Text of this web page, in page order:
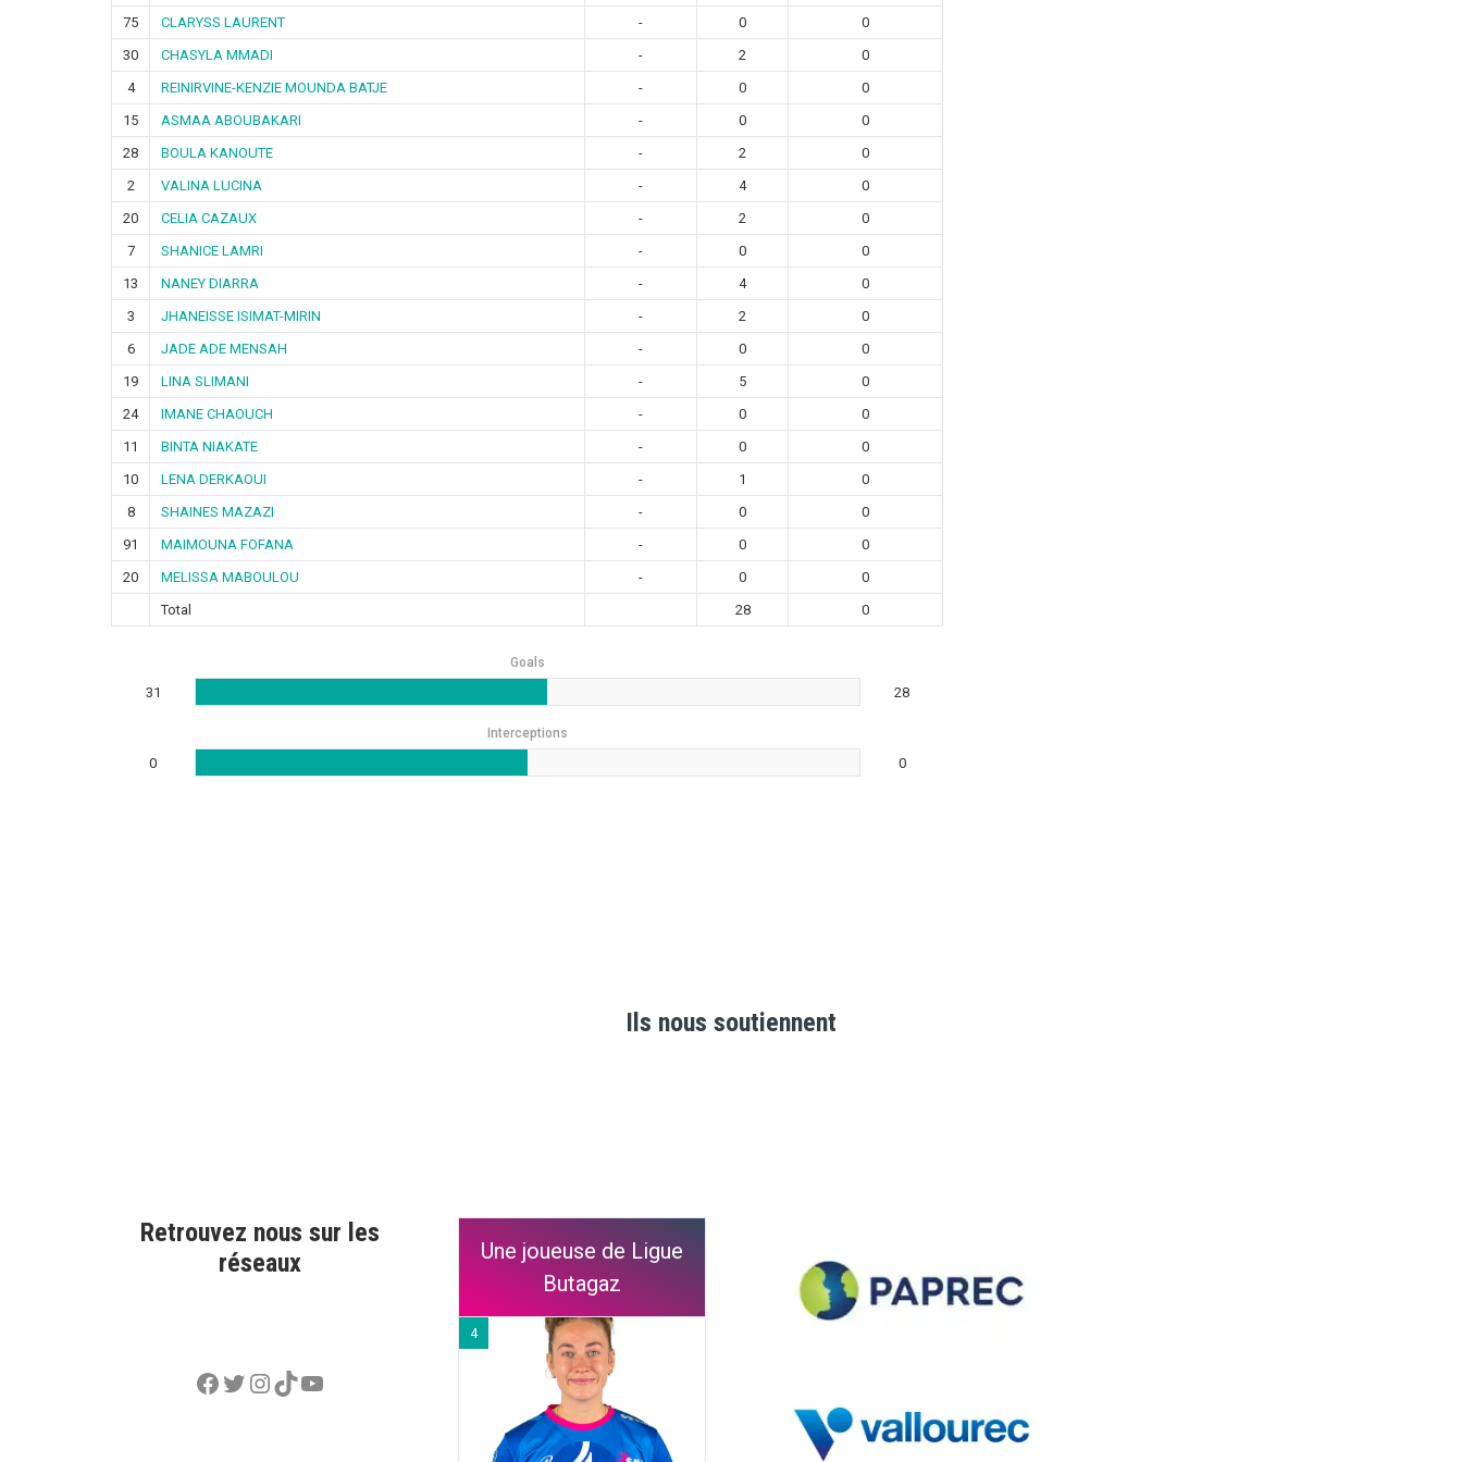
75
CLARYSS LAURENT - 0
0
30
CHASYLA MMADI - 2
0
4
REINIRVINE-KENZIE MOUNDA BATJE - 0
0
15
ASMAA ABOUBAKARI - 0
0
28
BOULA KANOUTE - 2
0
2
VALINA LUCINA - 4
0
20
CELIA CAZAUX - 2
0
7
SHANICE LAMRI - 0
0
13
NANEY DIARRA - 4
0
3
JHANEISSE ISIMAT-MIRIN - 2
0
6
JADE ADE MENSAH - 0
0
19
LINA SLIMANI - 5
0
24
IMANE CHAOUCH - 0
0
11
BINTA NIAKATE - 0
0
10
LENA DERKAOUI - 1
0
8
SHAINES MAZAZI - 0
0
91
MAIMOUNA FOFANA - 0
0
20
MELISSA MABOULOU - 0
0
Total
28 0
Goals
31 28
Interceptions
0 0
Ils nous soutiennent
Retrouvez nous sur les
réseaux
Facebook
Twitter
Instagram
TikTok
YouTube
Une joueuse de Ligue
Butagaz
4